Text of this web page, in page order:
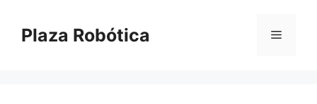
contenido
Plaza Robótica Menú